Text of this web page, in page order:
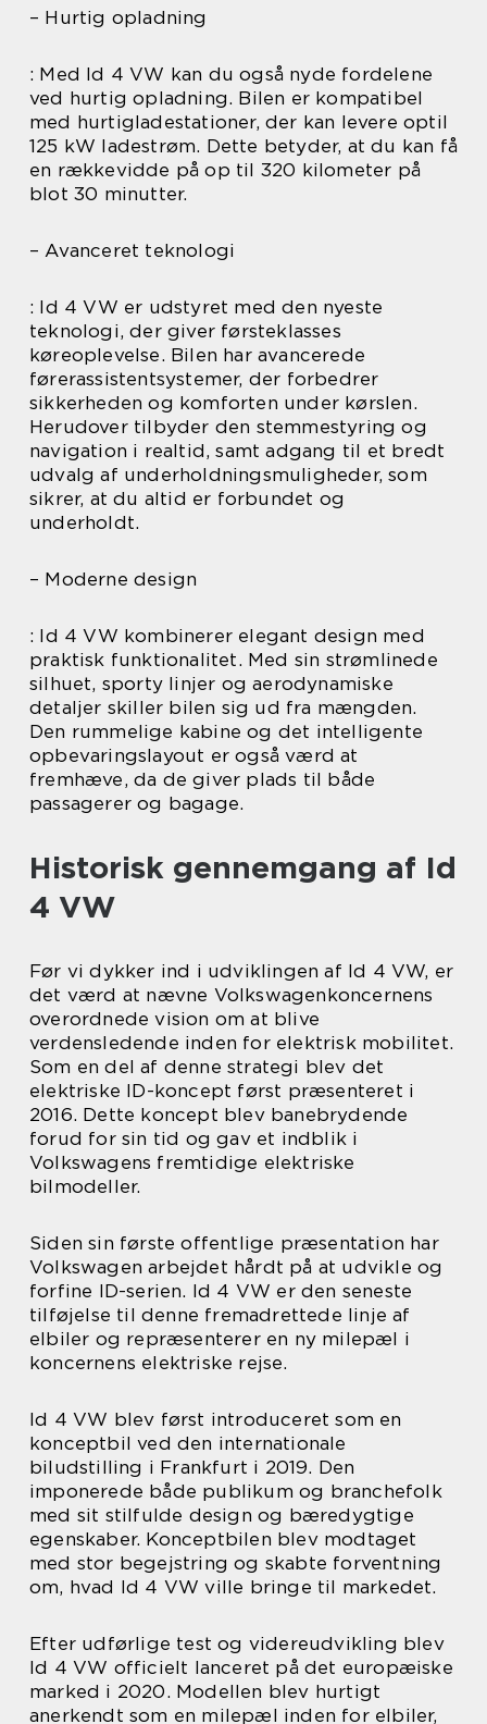
– Hurtig opladning
: Med Id 4 VW kan du også nyde fordelene
ved hurtig opladning. Bilen er kompatibel
med hurtigladestationer, der kan levere optil
125 kW ladestrøm. Dette betyder, at du kan få
en rækkevidde på op til 320 kilometer på
blot 30 minutter.
– Avanceret teknologi
: Id 4 VW er udstyret med den nyeste
teknologi, der giver førsteklasses
køreoplevelse. Bilen har avancerede
førerassistentsystemer, der forbedrer
sikkerheden og komforten under kørslen.
Herudover tilbyder den stemmestyring og
navigation i realtid, samt adgang til et bredt
udvalg af underholdningsmuligheder, som
sikrer, at du altid er forbundet og
underholdt.
– Moderne design
: Id 4 VW kombinerer elegant design med
praktisk funktionalitet. Med sin strømlinede
silhuet, sporty linjer og aerodynamiske
detaljer skiller bilen sig ud fra mængden.
Den rummelige kabine og det intelligente
opbevaringslayout er også værd at
fremhæve, da de giver plads til både
passagerer og bagage.
Historisk gennemgang af Id
4 VW
Før vi dykker ind i udviklingen af Id 4 VW, er
det værd at nævne Volkswagenkoncernens
overordnede vision om at blive
verdensledende inden for elektrisk mobilitet.
Som en del af denne strategi blev det
elektriske ID-koncept først præsenteret i
2016. Dette koncept blev banebrydende
forud for sin tid og gav et indblik i
Volkswagens fremtidige elektriske
bilmodeller.
Siden sin første offentlige præsentation har
Volkswagen arbejdet hårdt på at udvikle og
forfine ID-serien. Id 4 VW er den seneste
tilføjelse til denne fremadrettede linje af
elbiler og repræsenterer en ny milepæl i
koncernens elektriske rejse.
Id 4 VW blev først introduceret som en
konceptbil ved den internationale
biludstilling i Frankfurt i 2019. Den
imponerede både publikum og branchefolk
med sit stilfulde design og bæredygtige
egenskaber. Konceptbilen blev modtaget
med stor begejstring og skabte forventning
om, hvad Id 4 VW ville bringe til markedet.
Efter udførlige test og videreudvikling blev
Id 4 VW officielt lanceret på det europæiske
marked i 2020. Modellen blev hurtigt
anerkendt som en milepæl inden for elbiler,